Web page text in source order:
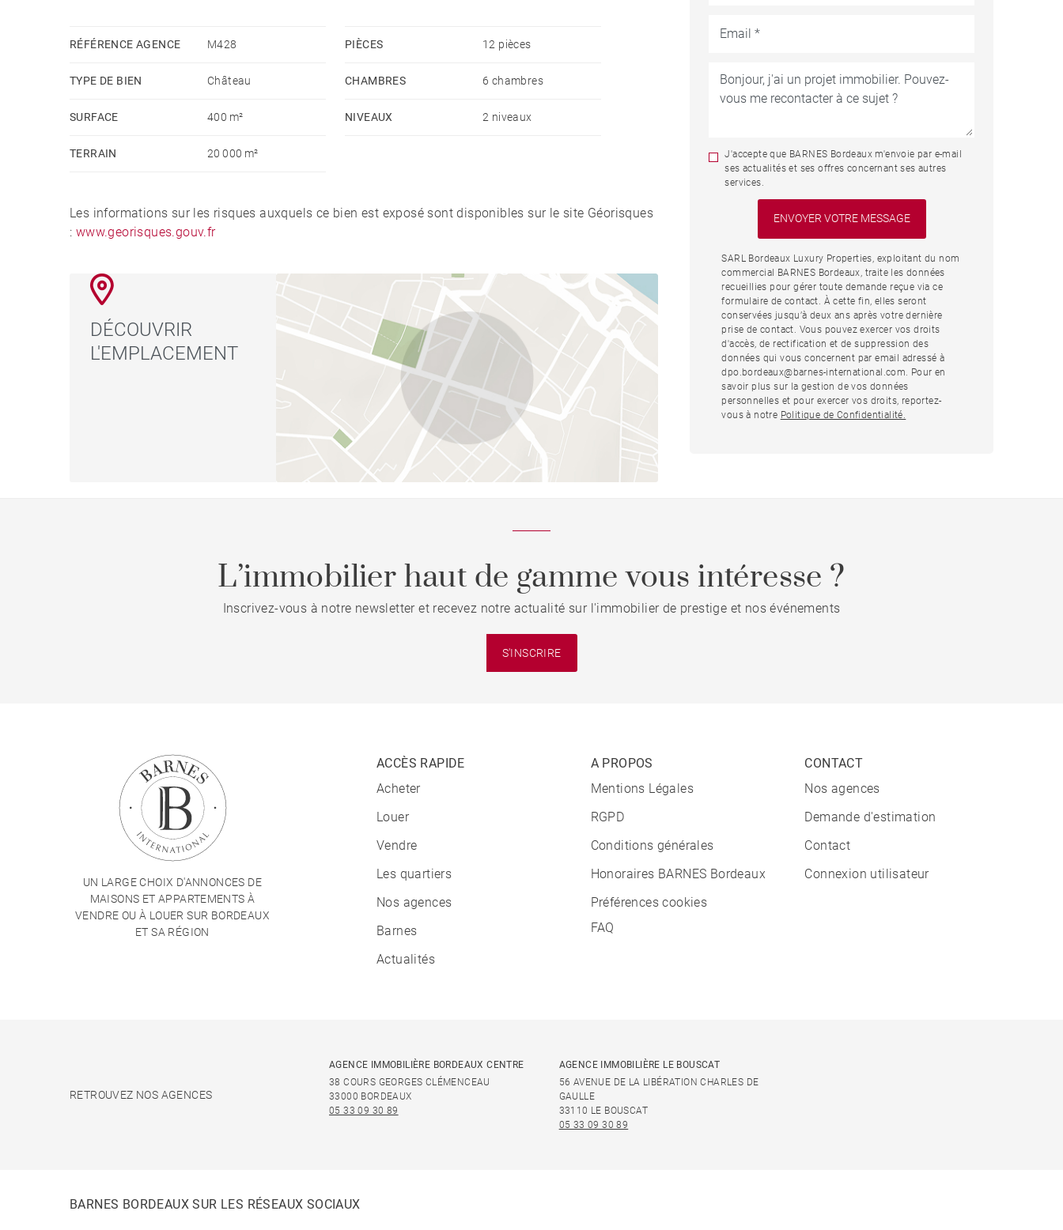
RÉFÉRENCE AGENCE M428
TYPE DE BIEN Château
SURFACE 400 m²
TERRAIN 20 000 m²
PIÈCES 12 pièces
CHAMBRES 6 chambres
NIVEAUX 2 niveaux
Les informations sur les risques auxquels ce bien est exposé sont disponibles sur le site Géorisques
: www.georisques.gouv.fr
DÉCOUVRIR
L'EMPLACEMENT
J'accepte que BARNES Bordeaux m'envoie par e-mail
ses actualités et ses offres concernant ses autres
services.
SARL Bordeaux Luxury Properties, exploitant du nom
commercial BARNES Bordeaux, traite les données
recueillies pour gérer toute demande reçue via ce
formulaire de contact. À cette fin, elles seront
conservées jusqu’à deux ans après votre dernière
prise de contact. Vous pouvez exercer vos droits
d'accès, de rectification et de suppression des
données qui vous concernent par email adressé à
dpo.bordeaux@barnes-international.com. Pour en
savoir plus sur la gestion de vos données
personnelles et pour exercer vos droits, reportez-
vous à notre Politique de Confidentialité.
L’immobilier haut de gamme vous intéresse ?
Inscrivez-vous à notre newsletter et recevez notre actualité sur l'immobilier de prestige et nos événements
S'INSCRIRE
UN LARGE CHOIX D'ANNONCES DE
MAISONS ET APPARTEMENTS À
VENDRE OU À LOUER SUR BORDEAUX
ET SA RÉGION
ACCÈS RAPIDE
Acheter
Louer
Vendre
Les quartiers
Nos agences
Barnes
Actualités
A PROPOS
Mentions Légales
RGPD
Conditions générales
Honoraires BARNES Bordeaux
Préférences cookies
FAQ
CONTACT
Nos agences
Demande d'estimation
Contact
Connexion utilisateur
RETROUVEZ NOS AGENCES
AGENCE IMMOBILIÈRE BORDEAUX CENTRE
38 COURS GEORGES CLÉMENCEAU
33000 BORDEAUX
05 33 09 30 89
AGENCE IMMOBILIÈRE LE BOUSCAT
56 AVENUE DE LA LIBÉRATION CHARLES DE
GAULLE
33110 LE BOUSCAT
05 33 09 30 89
BARNES BORDEAUX SUR LES RÉSEAUX SOCIAUX